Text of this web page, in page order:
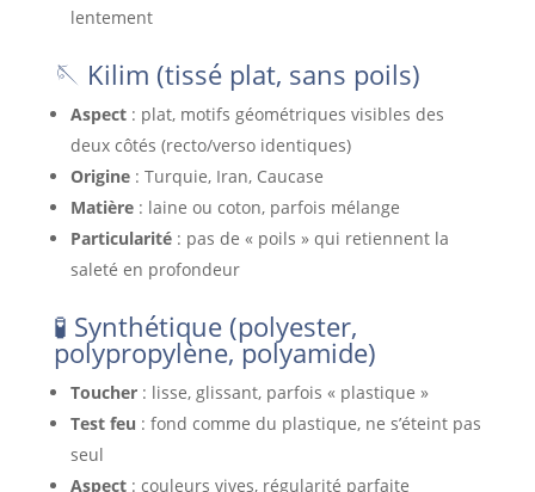
lentement
🪡 Kilim (tissé plat, sans poils)
Aspect: plat, motifs géométriques visibles des
deux côtés (recto/verso identiques)
Origine: Turquie, Iran, Caucase
Matière: laine ou coton, parfois mélange
Particularité: pas de « poils » qui retiennent la
saleté en profondeur
🧪 Synthétique (polyester,
polypropylène, polyamide)
Toucher: lisse, glissant, parfois « plastique »
Test feu : fond comme du plastique, ne s’éteint pas
seul
Aspect: couleurs vives, régularité parfaite